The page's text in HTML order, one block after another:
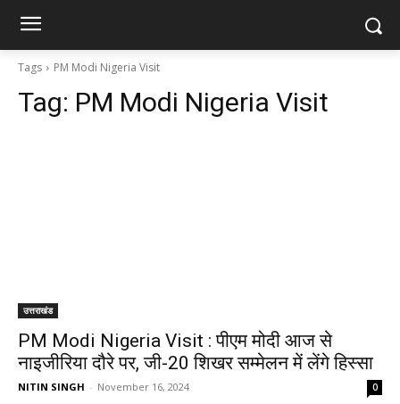
Tags PM Modi Nigeria Visit
Tag: PM Modi Nigeria Visit
उत्तराखंड
PM Modi Nigeria Visit : पीएम मोदी आज से
नाइजीरिया दौरे पर, जी-20 शिखर सम्मेलन में लेंगे हिस्सा
NITIN SINGH - November 16, 2024 0